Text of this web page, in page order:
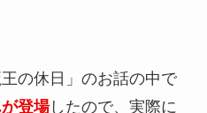
の休日」のお話の中で
登場したので、実際に